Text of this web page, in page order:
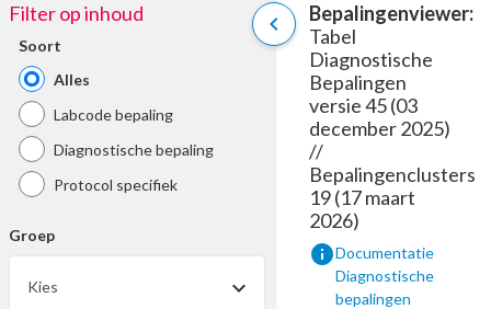
chevron_left
Filter op inhoud
Soort
Alles
Labcode bepaling
Diagnostische bepaling
Protocol specifiek
Groep
Kies
Bepalingenviewer:
Tabel
Diagnostische
Bepalingen
versie 45 (03
december 2025)
//
Bepalingenclusters
19 (17 maart
2026)
infoDocumentatie
Diagnostische
bepalingen